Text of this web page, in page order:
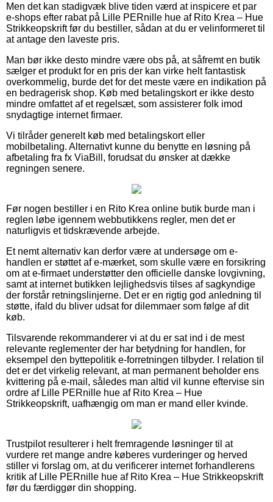
Men det kan stadigvæk blive tiden værd at inspicere et par
e-shops efter rabat på Lille PERnille hue af Rito Krea – Hue
Strikkeopskrift før du bestiller, sådan at du er velinformeret til
at antage den laveste pris.
Man bør ikke desto mindre være obs på, at såfremt en butik
sælger et produkt for en pris der kan virke helt fantastisk
overkommelig, burde det for det meste være en indikation på
en bedragerisk shop. Køb med betalingskort er ikke desto
mindre omfattet af et regelsæt, som assisterer folk imod
snydagtige internet firmaer.
Vi tilråder generelt køb med betalingskort eller
mobilbetaling. Alternativt kunne du benytte en løsning på
afbetaling fra fx ViaBill, forudsat du ønsker at dække
regningen senere.
Før nogen bestiller i en Rito Krea online butik burde man i
reglen løbe igennem webbutikkens regler, men det er
naturligvis et tidskrævende arbejde.
Et nemt alternativ kan derfor være at undersøge om e-
handlen er støttet af e-mærket, som skulle være en forsikring
om at e-firmaet understøtter den officielle danske lovgivning,
samt at internet butikken lejlighedsvis tilses af sagkyndige
der forstår retningslinjerne. Det er en rigtig god anledning til
støtte, ifald du bliver udsat for dilemmaer som følge af dit
køb.
Tilsvarende rekommanderer vi at du er sat ind i de mest
relevante reglementer der har betydning for handlen, for
eksempel den byttepolitik e-forretningen tilbyder. I relation til
det er det virkelig relevant, at man permanent beholder ens
kvittering på e-mail, således man altid vil kunne eftervise sin
ordre af Lille PERnille hue af Rito Krea – Hue
Strikkeopskrift, uafhængig om man er mand eller kvinde.
Trustpilot resulterer i helt fremragende løsninger til at
vurdere ret mange andre køberes vurderinger og herved
stiller vi forslag om, at du verificerer internet forhandlerens
kritik af Lille PERnille hue af Rito Krea – Hue Strikkeopskrift
før du færdiggør din shopping.